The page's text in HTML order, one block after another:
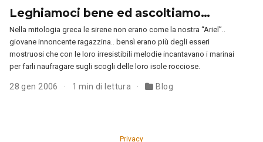
Leghiamoci bene ed ascoltiamo…
Nella mitologia greca le sirene non erano come la nostra “Ariel”..
giovane innoncente ragazzina.. bensì erano più degli esseri
mostruosi che con le loro irresistibili melodie incantavano i marinai
per farli naufragare sugli scogli delle loro isole rocciose.
28 gen 2006 1 min di lettura Blog
Privacy